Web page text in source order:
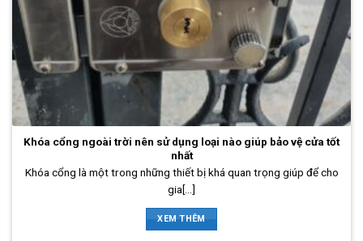
Khóa cổng ngoài trời nên sử dụng loại nào giúp bảo vệ cửa tốt
nhất
Khóa cổng là một trong những thiết bị khá quan trọng giúp để cho
gia[...]
XEM THÊM